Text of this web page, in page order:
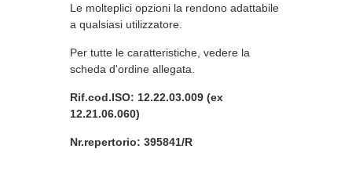
Le molteplici opzioni la rendono adattabile
a qualsiasi utilizzatore.
Per tutte le caratteristiche, vedere la
scheda d'ordine allegata.
Rif.cod.ISO: 12.22.03.009 (ex
12.21.06.060)
Nr.repertorio: 395841/R